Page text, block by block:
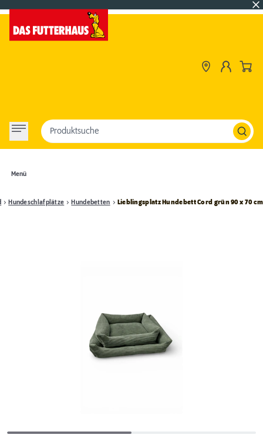
Menü
Produktsuche
Hundeschlafplätze Hundebetten Lieblingsplatz Hundebett Cord grün 90 x 70 cm